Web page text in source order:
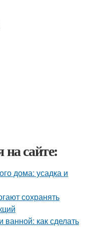
сайте:
дома: усадка и
сохранять
как сделать